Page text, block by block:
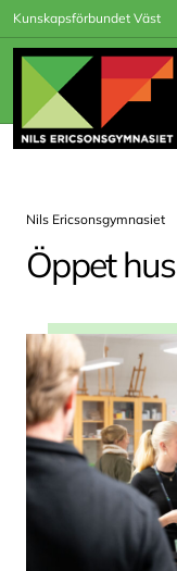
Kunskapsförbundet Väst
Nils Ericsonsgymnasiet
Öppet hus